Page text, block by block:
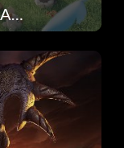
qué.